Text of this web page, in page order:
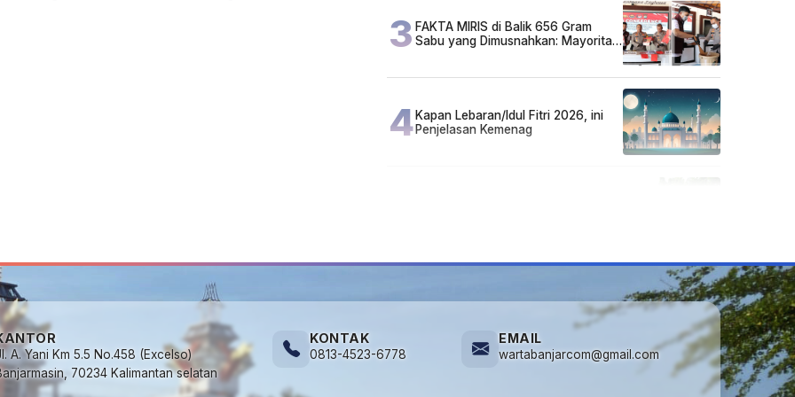
3 FAKTA MIRIS di Balik 656 Gram
Sabu yang Dimusnahkan: Mayoritas
4Kapan Lebaran/Idul Fitri 2026, ini
Penjelasan Kemenag
A. Yani Km 5.5 No.458 (Excelso)
70234 Kalimantan selatan
KONTAK
0813-4523-6778
EMAIL
wartabanjarcom@gmail.com